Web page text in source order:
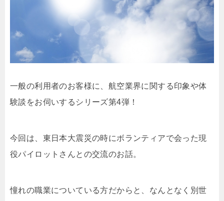
一般の利用者のお客様に、航空業界に関する印象や体
験談をお伺いするシリーズ第4弾！
今回は、東日本大震災の時にボランティアで会った現
役パイロットさんとの交流のお話。
憧れの職業についている方だからと、なんとなく別世